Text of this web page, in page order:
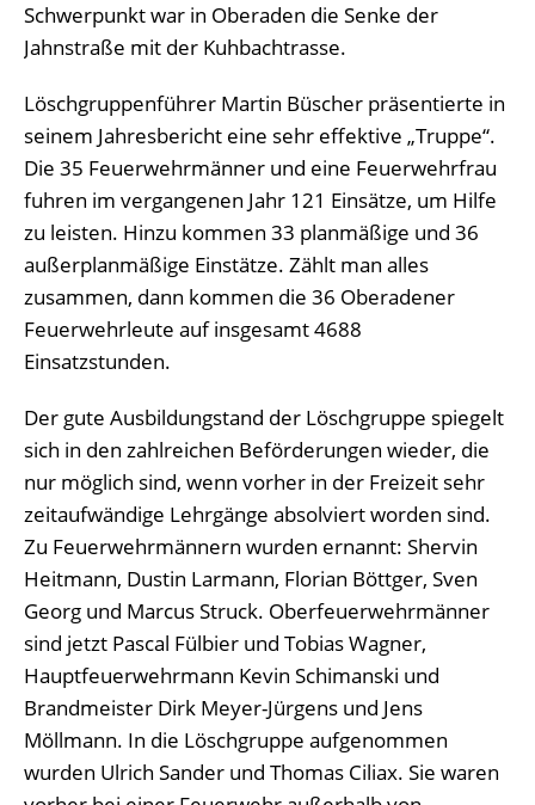
Schwerpunkt war in Oberaden die Senke der
Jahnstraße mit der Kuhbachtrasse.
Löschgruppenführer Martin Büscher präsentierte in
seinem Jahresbericht eine sehr effektive „Truppe“.
Die 35 Feuerwehrmänner und eine Feuerwehrfrau
fuhren im vergangenen Jahr 121 Einsätze, um Hilfe
zu leisten. Hinzu kommen 33 planmäßige und 36
außerplanmäßige Einstätze. Zählt man alles
zusammen, dann kommen die 36 Oberadener
Feuerwehrleute auf insgesamt 4688
Einsatzstunden.
Der gute Ausbildungstand der Löschgruppe spiegelt
sich in den zahlreichen Beförderungen wieder, die
nur möglich sind, wenn vorher in der Freizeit sehr
zeitaufwändige Lehrgänge absolviert worden sind.
Zu Feuerwehrmännern wurden ernannt: Shervin
Heitmann, Dustin Larmann, Florian Böttger, Sven
Georg und Marcus Struck. Oberfeuerwehrmänner
sind jetzt Pascal Fülbier und Tobias Wagner,
Hauptfeuerwehrmann Kevin Schimanski und
Brandmeister Dirk Meyer-Jürgens und Jens
Möllmann. In die Löschgruppe aufgenommen
wurden Ulrich Sander und Thomas Ciliax. Sie waren